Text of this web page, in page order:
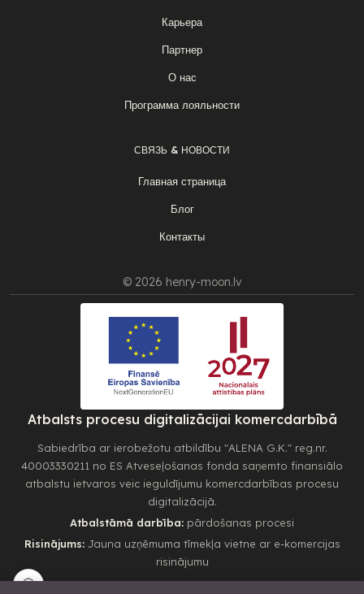
Карьера
Партнер
О нас
Программа лояльности
СВЯЗЬ & НОВОСТИ
Главная страница
Блог
Контакты
© 2026 henry-moon.lv
Atbalsts procesu digitalizācijai komercdarbībā
Sabiedrība ar ierobežotu atbildību "ALENA G.K." reg.nr.
40003330211 no ES Atveseļošanas fonda saņemto finansiālo
atbalstu ietvaros veic ieguldījumu komercdarbības procesu
digitalizācijā.
Atbalstāmā darbība: pārdošanas procesi
Risinājums:Jauna uzņēmuma tīmekļa vietne ar e-komercijas
risinājumu
🍪